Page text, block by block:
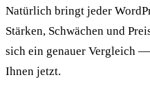
Natürlich bringt jeder
Stärken, Schwächen und
sich ein genauer Vergleich
Ihnen jetzt.